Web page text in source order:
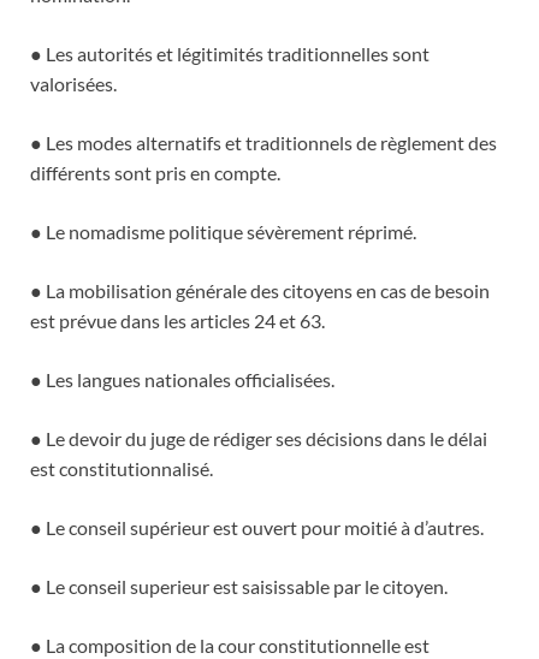
● Les autorités et légitimités traditionnelles sont
valorisées.
● Les modes alternatifs et traditionnels de règlement des
différents sont pris en compte.
● Le nomadisme politique sévèrement réprimé.
● La mobilisation générale des citoyens en cas de besoin
est prévue dans les articles 24 et 63.
● Les langues nationales officialisées.
● Le devoir du juge de rédiger ses décisions dans le délai
est constitutionnalisé.
● Le conseil supérieur est ouvert pour moitié à d’autres.
● Le conseil superieur est saisissable par le citoyen.
● La composition de la cour constitutionnelle est